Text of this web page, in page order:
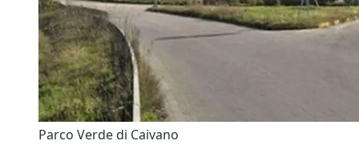
Parco Verde di Caivano